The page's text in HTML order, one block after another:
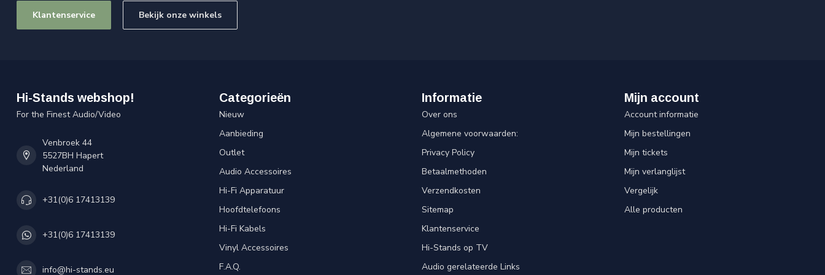
Klantenservice Bekijk onze winkels
Hi-Stands webshop!
For the Finest Audio/Video
Venbroek 44
5527BH Hapert
Nederland
+31(0)6 17413139
+31(0)6 17413139
info@hi-stands.eu
Categorieën
Nieuw
Aanbieding
Outlet
Audio Accessoires
Hi-Fi Apparatuur
Hoofdtelefoons
Hi-Fi Kabels
Vinyl Accessoires
F.A.Q.
Informatie
Over ons
Algemene voorwaarden:
Privacy Policy
Betaalmethoden
Verzendkosten
Sitemap
Klantenservice
Hi-Stands op TV
Audio gerelateerde Links
Mijn account
Account informatie
Mijn bestellingen
Mijn tickets
Mijn verlanglijst
Vergelijk
Alle producten